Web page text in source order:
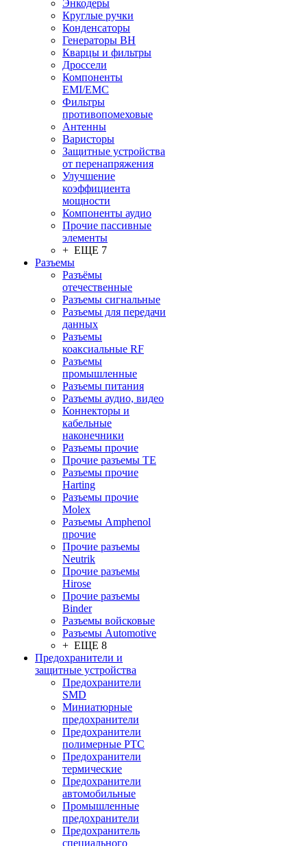
Энкодеры
Круглые ручки
Конденсаторы
Генераторы ВН
Кварцы и фильтры
Дроссели
Компоненты
EMI/EMC
Фильтры
противопомеховые
Антенны
Варисторы
Защитные устройства
от перенапряжения
Улучшение
коэффициента
мощности
Компоненты аудио
Прочие пассивные
элементы
+ ЕЩЕ 7
Разъeмы
Разъёмы
отечественные
Разъeмы сигнальные
Разъeмы для передачи
данных
Разъeмы
коаксиальные RF
Разъeмы
промышленные
Разъeмы питания
Разъeмы аудио, видео
Коннекторы и
кабельные
наконечники
Разъeмы прочие
Прочие разъемы TE
Разъемы прочие
Harting
Разъемы прочие
Molex
Разъемы Amphenol
прочие
Прочие разъемы
Neutrik
Прочие разъемы
Hirose
Прочие разъемы
Binder
Разъемы войсковые
Разъeмы Automotive
+ ЕЩЕ 8
Предохранители и
защитные устройства
Предохранители
SMD
Миниатюрные
предохранители
Предохранители
полимерные PTC
Предохранители
термические
Предохранители
автомобильные
Промышленные
предохранители
Предохранитель
специального